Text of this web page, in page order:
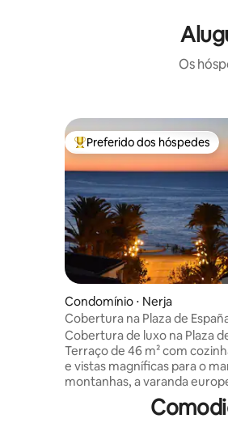
Os
Entre os melhores preferidos
Preferido dos hóspedes
Condomínio ⋅ Nerja
Cobertura na Plaza de
Cobertura de luxo na Plaza
Terraço de 46 m² com
e vistas magníficas para o
montanhas, a varanda
de España. Um segundo
de 19 m ² está disponível ao